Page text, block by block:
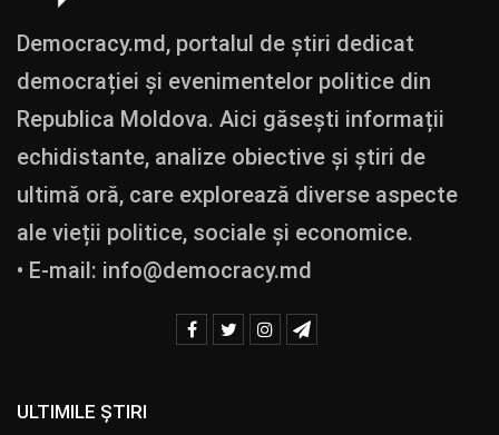
Democracy.md, portalul de știri dedicat
democrației și evenimentelor politice din
Republica Moldova. Aici găsești informații
echidistante, analize obiective și știri de
ultimă oră, care explorează diverse aspecte
ale vieții politice, sociale și economice.
• E-mail: info@democracy.md
ULTIMILE ȘTIRI